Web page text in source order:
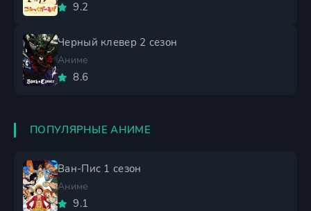
9.2
Черный клевер 2 сезон
Аниме
8.6
ПОПУЛЯРНЫЕ АНИМЕ
Ван-Пис 1 сезон
Аниме
9.1